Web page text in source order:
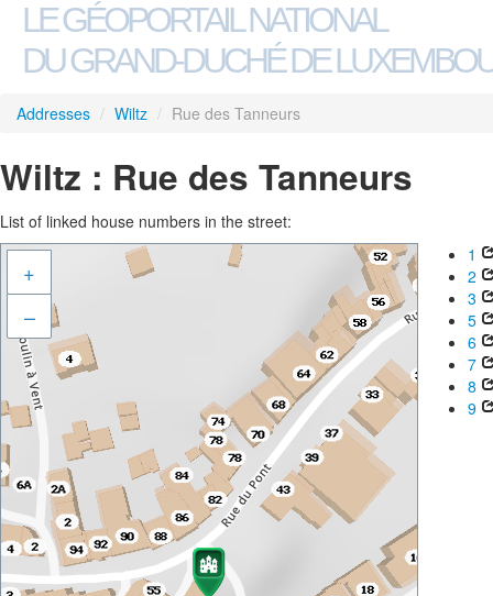
LE GÉOPORTAIL NATIONAL
DU GRAND-DUCHÉ DE
Addresses / Wiltz / Rue des Tanneurs
Wiltz : Rue des Tanneurs
List of linked house numbers in the street:
+
–
1
2
3
5
6
7
8
9